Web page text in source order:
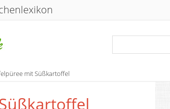
mit Süßkartoffel